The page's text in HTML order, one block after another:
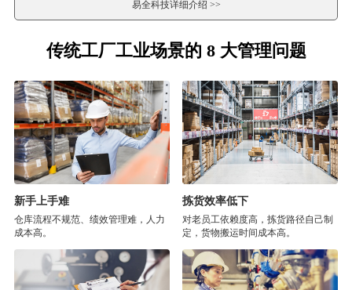
易全科技详细介绍 >>
传统工厂工业场景的 8 大管理问题
新手上手难
仓库流程不规范、绩效管理难，人力
成本高。
拣货效率低下
对老员工依赖度高，拣货路径自己制
定，货物搬运时间成本高。